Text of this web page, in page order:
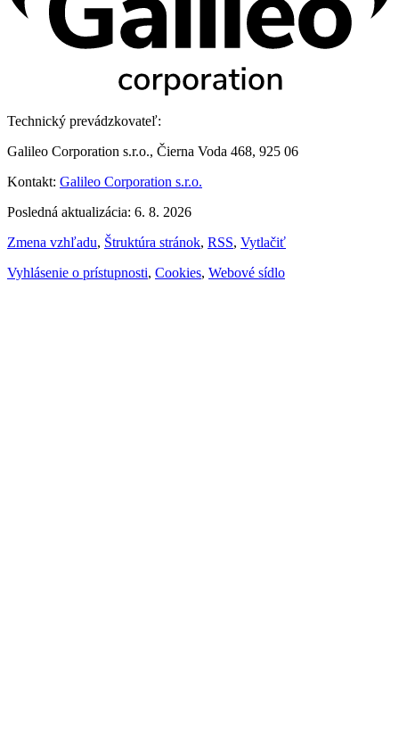
Technický prevádzkovateľ:
Galileo Corporation s.r.o., Čierna Voda 468, 925 06
Kontakt: Galileo Corporation s.r.o.
Posledná aktualizácia: 6. 8. 2026
Zmena vzhľadu, Štruktúra stránok, RSS, Vytlačiť
Vyhlásenie o prístupnosti, Cookies, Webové sídlo